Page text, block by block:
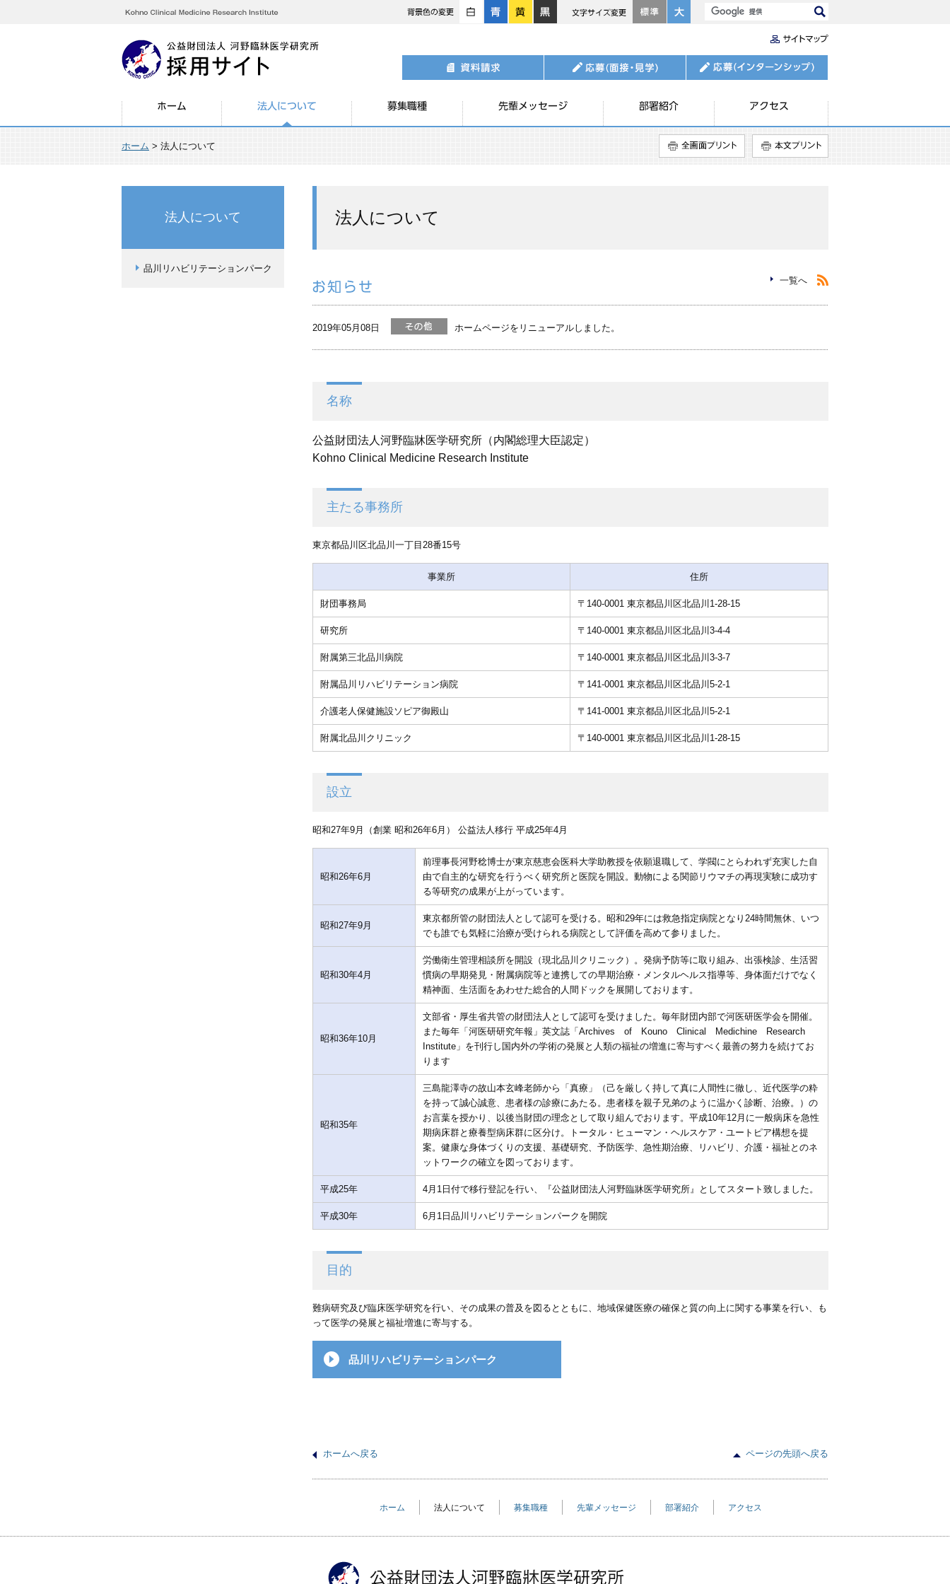
ホーム > 法人について
法人について
一覧へ
2019年05月08日 ホームページをリニューアルしました。
名称
公益財団法人河野臨牀医学研究所（内閣総理大臣認定）
Kohno Clinical Medicine Research Institute
主たる事務所
東京都品川区北品川一丁目28番15号
事業所 住所
財団事務局 〒140-0001 東京都品川区北品川1-28-15
研究所 〒140-0001 東京都品川区北品川3-4-4
附属第三北品川病院 〒140-0001 東京都品川区北品川3-3-7
附属品川リハビリテーション病院 〒141-0001 東京都品川区北品川5-2-1
介護老人保健施設ソピア御殿山 〒141-0001 東京都品川区北品川5-2-1
附属北品川クリニック 〒140-0001 東京都品川区北品川1-28-15
設立
昭和27年9月（創業 昭和26年6月） 公益法人移行 平成25年4月
昭和26年6月
前理事長河野稔博士が東京慈恵会医科大学助教授を依願退職して、学閥にとらわれず充実した自
由で自主的な研究を行うべく研究所と医院を開設。動物による関節リウマチの再現実験に成功す
る等研究の成果が上がっています。
昭和27年9月
東京都所管の財団法人として認可を受ける。昭和29年には救急指定病院となり24時間無休、いつ
でも誰でも気軽に治療が受けられる病院として評価を高めて参りました。
昭和30年4月
労働衛生管理相談所を開設（現北品川クリニック）。発病予防等に取り組み、出張検診、生活習
慣病の早期発見・附属病院等と連携しての早期治療・メンタルヘルス指導等、身体面だけでなく
精神面、生活面をあわせた総合的人間ドックを展開しております。
昭和36年10月
文部省・厚生省共管の財団法人として認可を受けました。毎年財団内部で河医研医学会を開催。
また毎年「河医研研究年報」英文誌「Archives of Kouno Clinical Medichine Research
Institute」を刊行し国内外の学術の発展と人類の福祉の増進に寄与すべく最善の努力を続けてお
ります
昭和35年
三島龍澤寺の故山本玄峰老師から「真療」（己を厳しく持して真に人間性に徹し、近代医学の粋
を持って誠心誠意、患者様の診療にあたる。患者様を親子兄弟のように温かく診断、治療。）の
お言葉を授かり、以後当財団の理念として取り組んでおります。平成10年12月に一般病床を急性
期病床群と療養型病床群に区分け。トータル・ヒューマン・ヘルスケア・ユートピア構想を提
案。健康な身体づくりの支援、基礎研究、予防医学、急性期治療、リハビリ、介護・福祉とのネ
ットワークの確立を図っております。
平成25年 4月1日付で移行登記を行い、『公益財団法人河野臨牀医学研究所』としてスタート致しました。
平成30年 6月1日品川リハビリテーションパークを開院
目的
難病研究及び臨床医学研究を行い、その成果の普及を図るとともに、地域保健医療の確保と質の向上に関する事業を行い、も
って医学の発展と福祉増進に寄与する。
品川リハビリテーションパーク
法人について
品川リハビリテーションパーク
ホームへ戻る ページの先頭へ戻る
ホーム 法人について 募集職種 先輩メッセージ 部署紹介 アクセス